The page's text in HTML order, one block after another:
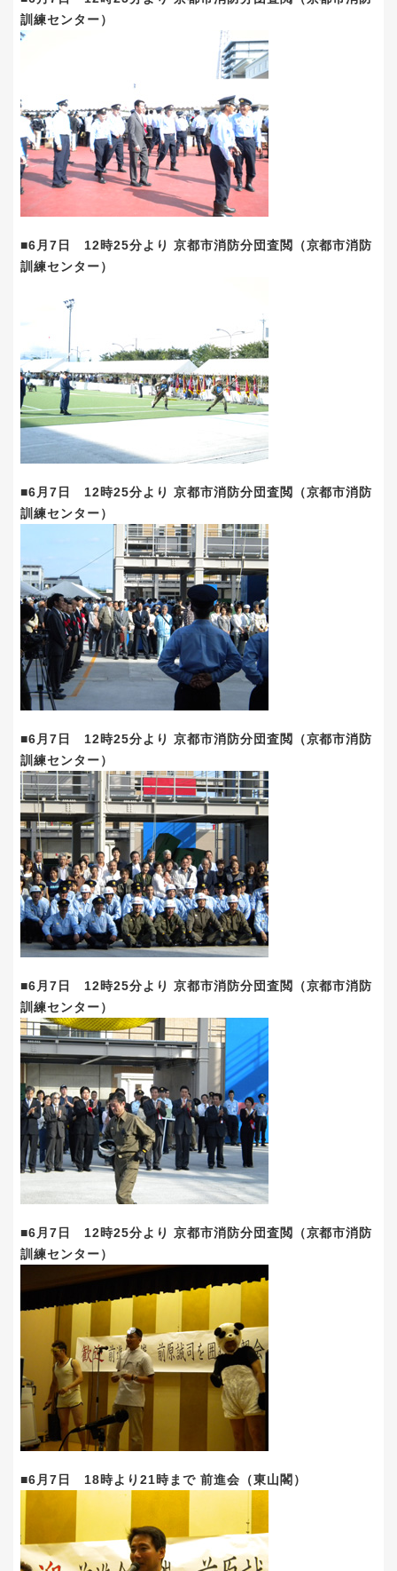
訓練センター）
■6月7日 12時25分より 京都市消防分団査閲（京都市消防
訓練センター）
■6月7日 12時25分より 京都市消防分団査閲（京都市消防
訓練センター）
■6月7日 12時25分より 京都市消防分団査閲（京都市消防
訓練センター）
■6月7日 12時25分より 京都市消防分団査閲（京都市消防
訓練センター）
■6月7日 12時25分より 京都市消防分団査閲（京都市消防
訓練センター）
■6月7日 18時より21時まで 前進会（東山閣）